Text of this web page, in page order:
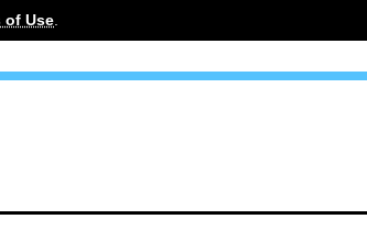
of Use.